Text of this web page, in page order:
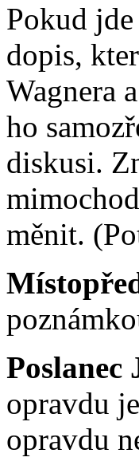
Pokud
dopis,
Wagnera
ho
diskusi.
měnit.
Poslanec
opravdu
opravdu